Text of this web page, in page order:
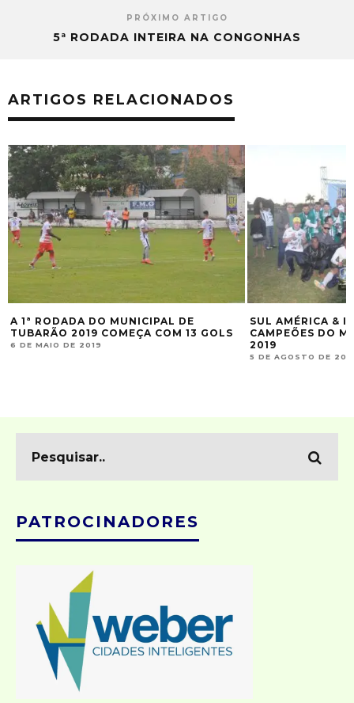
PRÓXIMO ARTIGO
5ª RODADA INTEIRA NA CONGONHAS
ARTIGOS RELACIONADOS
A 1ª RODADA DO MUNICIPAL DE
TUBARÃO 2019 COMEÇA COM 13 GOLS
6 DE MAIO DE 2019
SUL AMÉRICA &
CAMPEÕES DO
2019
5 DE AGOSTO DE
PATROCINADORES